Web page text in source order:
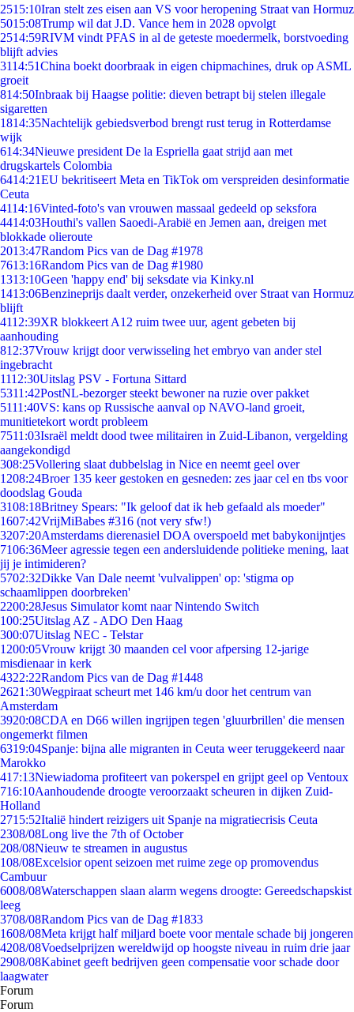
2515:10Iran stelt zes eisen aan VS voor heropening Straat van Hormuz
5015:08Trump wil dat J.D. Vance hem in 2028 opvolgt
2514:59RIVM vindt PFAS in al de geteste moedermelk, borstvoeding
blijft advies
3114:51China boekt doorbraak in eigen chipmachines, druk op ASML
groeit
814:50Inbraak bij Haagse politie: dieven betrapt bij stelen illegale
sigaretten
1814:35Nachtelijk gebiedsverbod brengt rust terug in Rotterdamse
wijk
614:34Nieuwe president De la Espriella gaat strijd aan met
drugskartels Colombia
6414:21EU bekritiseert Meta en TikTok om verspreiden desinformatie
Ceuta
4114:16Vinted-foto's van vrouwen massaal gedeeld op seksfora
4414:03Houthi's vallen Saoedi-Arabië en Jemen aan, dreigen met
blokkade olieroute
2013:47Random Pics van de Dag #1978
7613:16Random Pics van de Dag #1980
1313:10Geen 'happy end' bij seksdate via Kinky.nl
1413:06Benzineprijs daalt verder, onzekerheid over Straat van Hormuz
blijft
4112:39XR blokkeert A12 ruim twee uur, agent gebeten bij
aanhouding
812:37Vrouw krijgt door verwisseling het embryo van ander stel
ingebracht
1112:30Uitslag PSV - Fortuna Sittard
5311:42PostNL-bezorger steekt bewoner na ruzie over pakket
5111:40VS: kans op Russische aanval op NAVO-land groeit,
munitietekort wordt probleem
7511:03Israël meldt dood twee militairen in Zuid-Libanon, vergelding
aangekondigd
308:25Vollering slaat dubbelslag in Nice en neemt geel over
1208:24Broer 135 keer gestoken en gesneden: zes jaar cel en tbs voor
doodslag Gouda
3108:18Britney Spears: "Ik geloof dat ik heb gefaald als moeder"
1607:42VrijMiBabes #316 (not very sfw!)
3207:20Amsterdams dierenasiel DOA overspoeld met babykonijntjes
7106:36Meer agressie tegen een andersluidende politieke mening, laat
jij je intimideren?
5702:32Dikke Van Dale neemt 'vulvalippen' op: 'stigma op
schaamlippen doorbreken'
2200:28Jesus Simulator komt naar Nintendo Switch
100:25Uitslag AZ - ADO Den Haag
300:07Uitslag NEC - Telstar
1200:05Vrouw krijgt 30 maanden cel voor afpersing 12-jarige
misdienaar in kerk
4322:22Random Pics van de Dag #1448
2621:30Wegpiraat scheurt met 146 km/u door het centrum van
Amsterdam
3920:08CDA en D66 willen ingrijpen tegen 'gluurbrillen' die mensen
ongemerkt filmen
6319:04Spanje: bijna alle migranten in Ceuta weer teruggekeerd naar
Marokko
417:13Niewiadoma profiteert van pokerspel en grijpt geel op Ventoux
716:10Aanhoudende droogte veroorzaakt scheuren in dijken Zuid-
Holland
2715:52Italië hindert reizigers uit Spanje na migratiecrisis Ceuta
2308/08Long live the 7th of October
208/08Nieuw te streamen in augustus
108/08Excelsior opent seizoen met ruime zege op promovendus
Cambuur
6008/08Waterschappen slaan alarm wegens droogte: Gereedschapskist
leeg
3708/08Random Pics van de Dag #1833
1608/08Meta krijgt half miljard boete voor mentale schade bij jongeren
4208/08Voedselprijzen wereldwijd op hoogste niveau in ruim drie jaar
2908/08Kabinet geeft bedrijven geen compensatie voor schade door
laagwater
Forum
Forum